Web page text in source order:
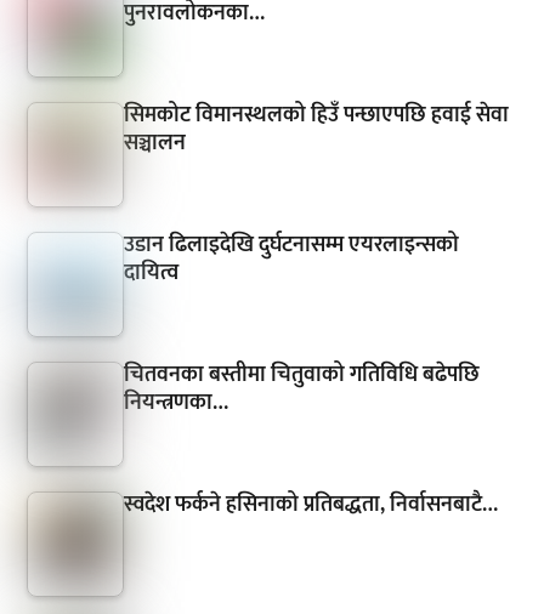
पुनरावलोकनका…
सिमकोट विमानस्थलको हिउँ पन्छाएपछि हवाई सेवा
सञ्चालन
उडान ढिलाइदेखि दुर्घटनासम्म एयरलाइन्सको
दायित्व
चितवनका बस्तीमा चितुवाको गतिविधि बढेपछि
नियन्त्रणका…
स्वदेश फर्कने हसिनाको प्रतिबद्धता, निर्वासनबाटै…